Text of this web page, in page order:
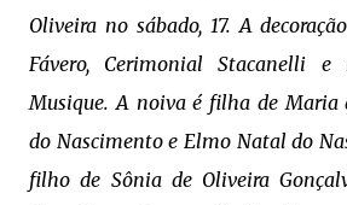
Oliveira no sábado, 17. A
Fávero, Cerimonial Stacanelli e
Musique. A noiva é filha de Maria
do Nascimento e Elmo Natal do
filho de Sônia de Oliveira